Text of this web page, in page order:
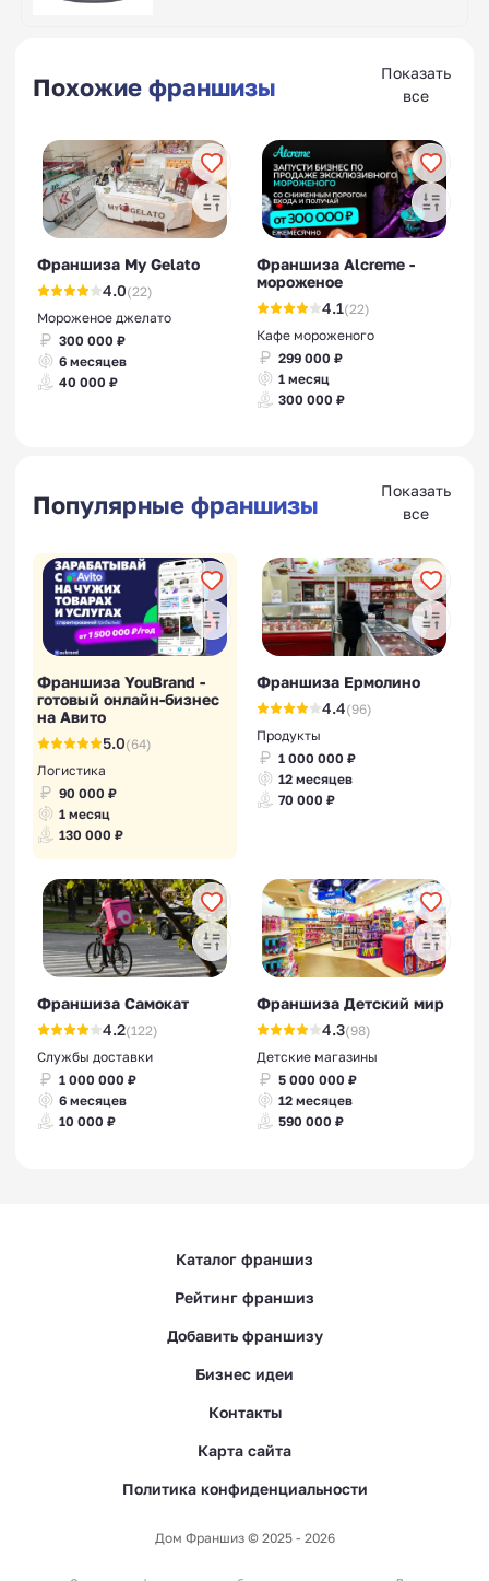
Похожие франшизы
Показать
все
Франшиза My Gelato
4.0(22)
Мороженое джелато
300 000 ₽
6 месяцев
40 000 ₽
Франшиза Alcreme -
мороженое
4.1(22)
Кафе мороженого
299 000 ₽
1 месяц
300 000 ₽
Популярные франшизы
Показать
все
Франшиза YouBrand -
готовый онлайн-бизнес
на Авито
5.0(64)
Логистика
90 000 ₽
1 месяц
130 000 ₽
Франшиза Ермолино
4.4(96)
Продукты
1 000 000 ₽
12 месяцев
70 000 ₽
Франшиза Самокат
4.2(122)
Службы доставки
1 000 000 ₽
6 месяцев
10 000 ₽
Франшиза Детский мир
4.3(98)
Детские магазины
5 000 000 ₽
12 месяцев
590 000 ₽
Каталог франшиз
Рейтинг франшиз
Добавить франшизу
Бизнес идеи
Контакты
Карта сайта
Политика конфиденциальности
Дом Франшиз © 2025 - 2026